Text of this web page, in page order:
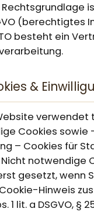
(berechtigtes
besteht ein
&
verwendet
Cookies sowie
– Cookies für
notwendige
gesetzt, wenn
Hinweis
1 lit. a DSGVO, §